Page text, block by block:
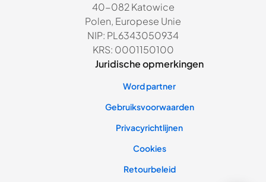
40-082 Katowice
Polen, Europese Unie
NIP: PL6343050934
KRS: 0001150100
Juridische opmerkingen
Word partner
Gebruiksvoorwaarden
Privacyrichtlijnen
Cookies
Retourbeleid